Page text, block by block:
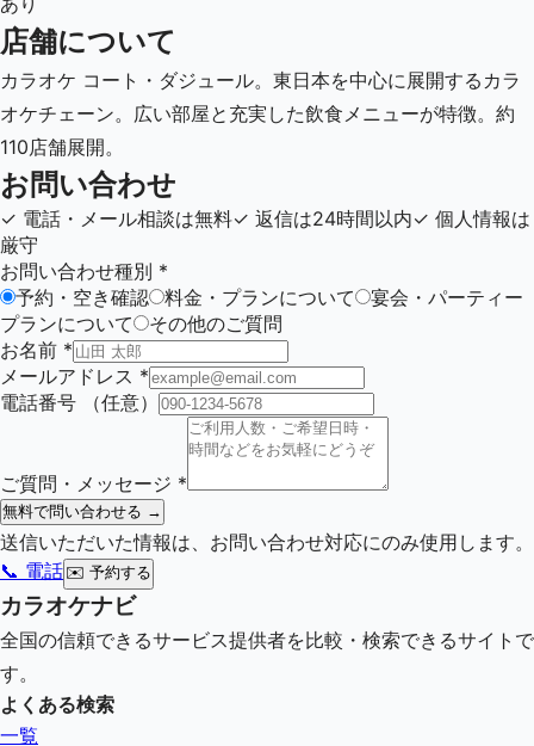
店舗について
カラオケ コート・ダジュール。東日本を中心に展開するカラ
オケチェーン。広い部屋と充実した飲食メニューが特徴。約
110店舗展開。
お問い合わせ
✓ 電話・メール相談は無料✓ 返信は24時間以内✓ 個人情報は
厳守
お問い合わせ種別 *
予約・空き確認
料金・プランについて
宴会・パーティー
プランについて
その他のご質問
お名前 *
メールアドレス *
電話番号
（任意）
ご質問・メッセージ *
無料で問い合わせる →
送信いただいた情報は、お問い合わせ対応にのみ使用します。
📞 電話 ✉️ 予約する
カラオケナビ
全国の信頼できるサービス提供者を比較・検索できるサイトで
す。
よくある検索
一覧